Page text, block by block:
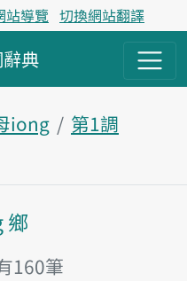
站導覽 切換網站翻譯
辭典
iong
第1調
容區塊
鄉
160筆